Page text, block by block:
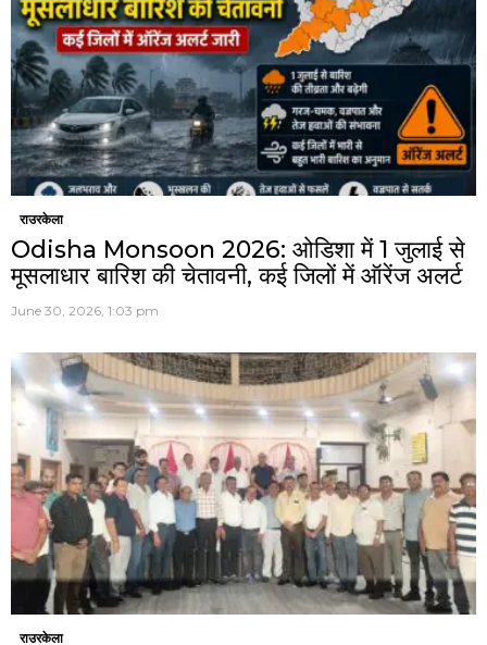
राउरकेला
Odisha Monsoon 2026: ओडिशा में 1 जुलाई से
मूसलाधार बारिश की चेतावनी, कई जिलों में ऑरेंज अलर्ट
June 30, 2026, 1:03 pm
राउरकेला